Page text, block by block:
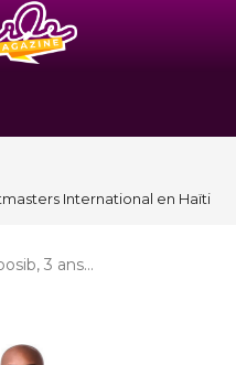
International en Haïti
3 ans…